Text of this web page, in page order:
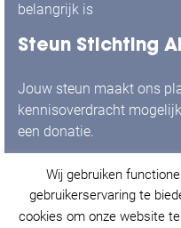
belangrijk is
Steun Stichting
Jouw steun maakt ons
kennisoverdracht
een donatie.
Ja, ik doneer
Wij gebruiken
gebruikerservaring te
cookies om onze website